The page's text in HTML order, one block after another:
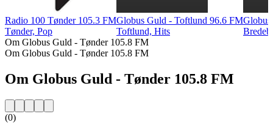
Radio 100 Tønder 105.3 FM
Tønder, Pop
Globus Guld - Toftlund 96.6 FM
Toftlund, Hits
Om Globus Guld - Tønder 105.8 FM
Om Globus Guld - Tønder 105.8 FM
Om Globus Guld - Tønder 105.8 FM
(0)